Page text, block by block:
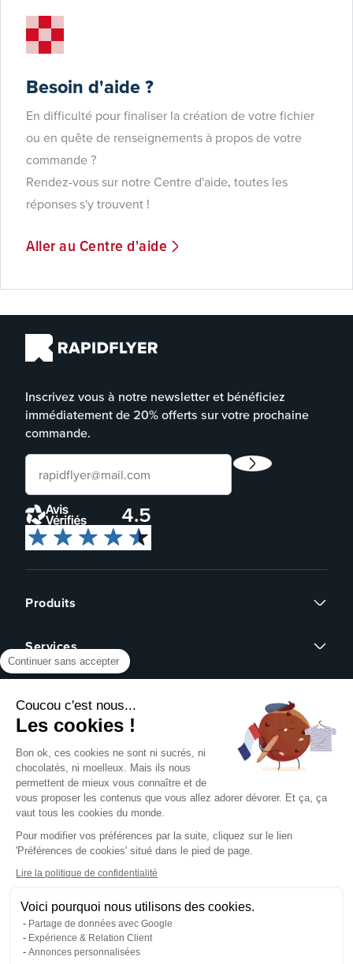
Besoin d'aide ?
En difficulté pour finaliser la création de votre fichier
ou en quête de renseignements à propos de votre
commande ?
Rendez-vous sur notre Centre d'aide, toutes les
réponses s'y trouvent !
Aller au Centre d'aide
Inscrivez vous à notre newsletter et bénéficiez
immédiatement de 20% offerts sur votre prochaine
commande.
4.5
Produits
Cartes de visite
Affiches
Brochures
Éco-responsable
Express 24h
Services
Devis sur mesure
Revendeurs
Qui sommes-nous ?
Avis clients
Partenariat
Presse
Assistance
Centre d'aide
Formulaire de contact
Rechercher un gabarit
Pack échantillons
Créer mon compte client
Se connecter
Blog
NOUS SUIVRE SUR
Continuer sans accepter
Coucou c'est nous...
Les cookies !
Bon ok, ces cookies ne sont ni sucrés, ni
chocolatés, ni moelleux. Mais ils nous
permettent de mieux vous connaître et de
vous proposer les contenus que vous allez adorer dévorer. Et ça, ça
vaut tous les cookies du monde.
Pour modifier vos préférences par la suite, cliquez sur le lien
'Préférences de cookies' situé dans le pied de page.
Lire la politique de confidentialité
Voici pourquoi nous utilisons des cookies.
Partage de données avec Google
Expérience & Relation Client
Annonces personnalisées